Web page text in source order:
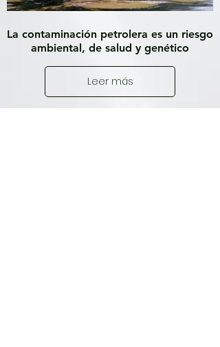
La contaminación petrolera es un riesgo
ambiental, de salud y genético
Leer más